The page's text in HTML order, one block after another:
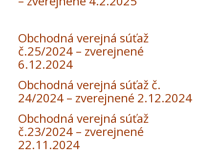
Obchodná verejná súťaž
č.25/2024 – zverejnené
6.12.2024
Obchodná verejná súťaž č.
24/2024 – zverejnené 2.12.2024
Obchodná verejná súťaž
č.23/2024 – zverejnené
22.11.2024